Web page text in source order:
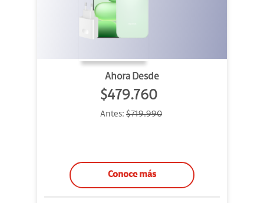
Ahora Desde
$479.760
Antes: $719.990
Conoce más